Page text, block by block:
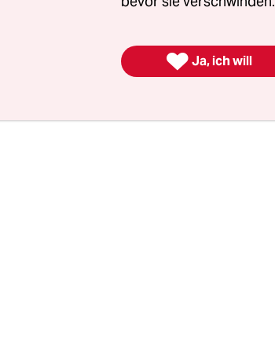
Mitstreitern den gern zu
mitsamt ihren
vorzuführen begann.  Ja, ich will